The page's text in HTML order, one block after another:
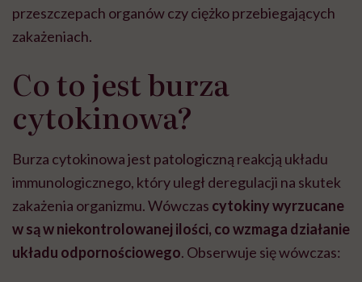
przeszczepach organów czy ciężko przebiegających
zakażeniach.
Co to jest burza
cytokinowa?
Burza cytokinowa jest patologiczną reakcją układu
immunologicznego, który uległ deregulacji na skutek
zakażenia organizmu. Wówczas cytokiny wyrzucane
w są w niekontrolowanej ilości, co wzmaga działanie
układu odpornościowego. Obserwuje się wówczas: